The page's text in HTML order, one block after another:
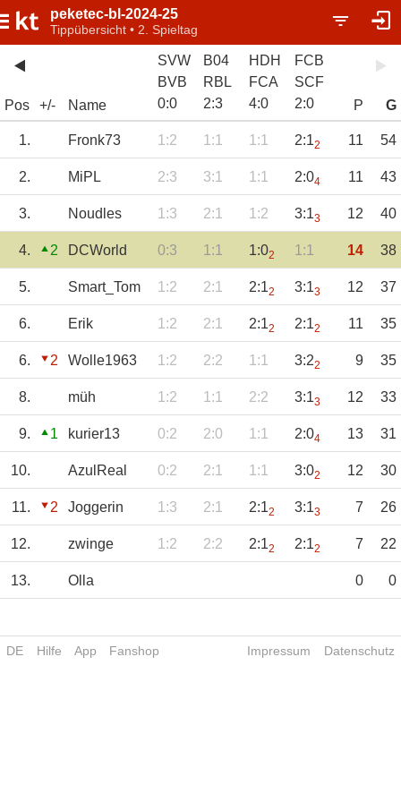
peketec-bl-2024-25
Tippübersicht • 2. Spieltag
Pos +/- Name
SVW
BVB
0:0
B04
RBL
2:3
HDH
FCA
4:0
FCB
SCF
2:0 P G
1. Fronk73 1:2 1:1 1:1 2:12 11 54
2. MiPL 2:3 3:1 1:1 2:04 11 43
3. Noudles 1:3 2:1 1:2 3:13 12 40
4. 2 DCWorld 0:3 1:1 1:02 1:1 14 38
5. Smart_Tom 1:2 2:1 2:12 3:13 12 37
6. Erik 1:2 2:1 2:12 2:12 11 35
6. 2 Wolle1963 1:2 2:2 1:1 3:22 9 35
8. müh 1:2 1:1 2:2 3:13 12 33
9. 1 kurier13 0:2 2:0 1:1 2:04 13 31
10. AzulReal 0:2 2:1 1:1 3:02 12 30
11. 2 Joggerin 1:3 2:1 2:12 3:13 7 26
12. zwinge 1:2 2:2 2:12 2:12 7 22
13. Olla 0 0
DE Hilfe App Fanshop Impressum Datenschutz